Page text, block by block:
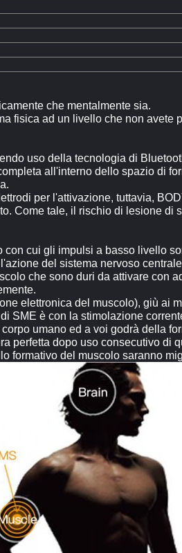
che mentalmente sia.
fisica ad un livello che non avete
uso della tecnologia di
all'interno dello spazio di
per l'attivazione, tuttavia,
Come tale, il rischio di lesione di
cui gli impulsi a basso livello
del sistema nervoso
che sono duri da attivare con
elettronica del muscolo), giù ai
SME è con la stimolazione
umano ed a voi godrà della
perfetta dopo uso consecutivo di
formativo del muscolo saranno